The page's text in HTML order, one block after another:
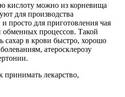
кислоту можно из корневища
для производства
просто для приготовления чая
обменных процессов. Такой
сахар в крови быстро, хорошо
атеросклерозу
принимать лекарство,